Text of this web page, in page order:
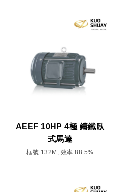
AEEF 10HP 4極 鑄鐵臥
式馬達
框號 132M, 效率 88.5%